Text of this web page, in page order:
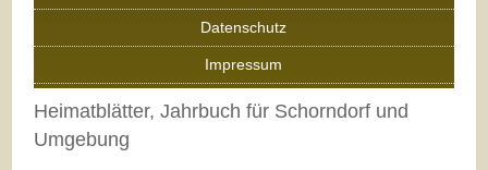
Datenschutz
Impressum
Heimatblätter, Jahrbuch für Schorndorf und
Umgebung